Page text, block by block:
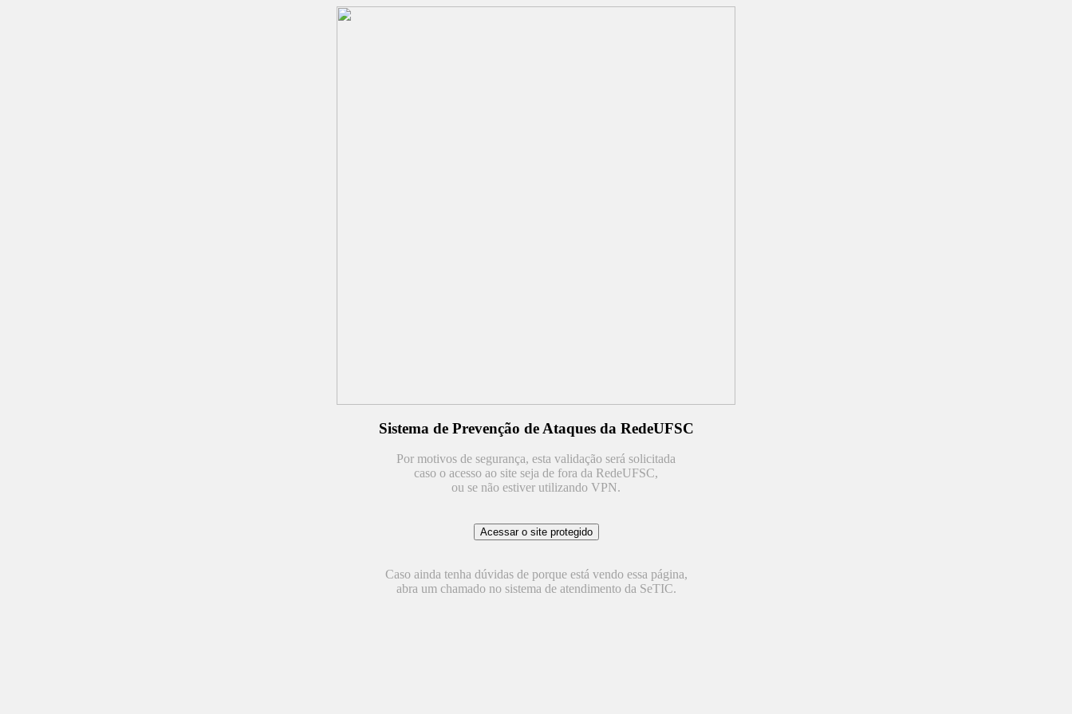
Sistema de Prevenção de Ataques da RedeUFSC
Por motivos de segurança, esta validação será solicitada
caso o acesso ao site seja de fora da RedeUFSC,
ou se não estiver utilizando VPN.
Caso ainda tenha dúvidas de porque está vendo essa página,
abra um chamado no sistema de atendimento da SeTIC.